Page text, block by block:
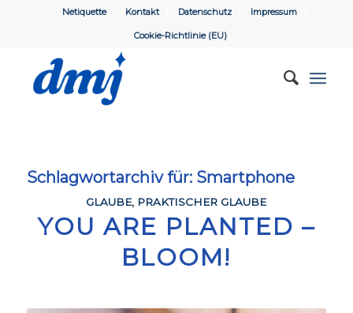
Netiquette Kontakt Datenschutz Impressum
Cookie-Richtlinie (EU)
Schlagwortarchiv für: Smartphone
GLAUBE, PRAKTISCHER GLAUBE
YOU ARE PLANTED –
BLOOM!